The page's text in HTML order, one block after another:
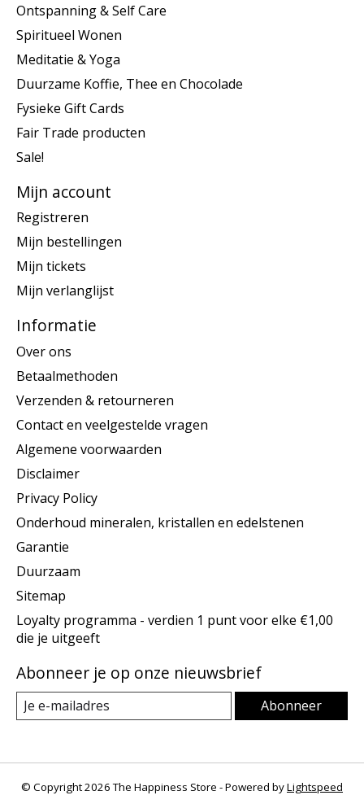
Ontspanning & Self Care
Spiritueel Wonen
Meditatie & Yoga
Duurzame Koffie, Thee en Chocolade
Fysieke Gift Cards
Fair Trade producten
Sale!
Mijn account
Registreren
Mijn bestellingen
Mijn tickets
Mijn verlanglijst
Informatie
Over ons
Betaalmethoden
Verzenden & retourneren
Contact en veelgestelde vragen
Algemene voorwaarden
Disclaimer
Privacy Policy
Onderhoud mineralen, kristallen en edelstenen
Garantie
Duurzaam
Sitemap
Loyalty programma - verdien 1 punt voor elke €1,00
die je uitgeeft
Abonneer je op onze nieuwsbrief
Abonneer
© Copyright 2026 The Happiness Store - Powered byLightspeed